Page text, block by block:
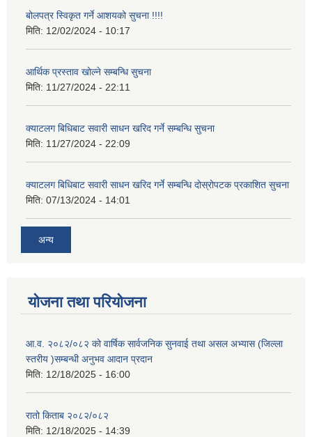
बोलपत्र स्विकृत गर्ने आशयको सुचना !!!!
मिति: 12/02/2024 - 10:17
आर्थिक प्रस्ताव खोल्ने सम्बन्धि सुचना
मिति: 11/27/2024 - 22:11
क्याटलग बिधिबाट सवारी साधन खरिद गर्ने सम्बन्धि सुचना
मिति: 11/27/2024 - 22:09
क्याटलग बिधिबाट सवारी साधन खरिद गर्ने सम्बन्धि दोस्रोपटक प्रकाशित सुचना
मिति: 07/13/2024 - 14:01
अन्य
योजना तथा परियोजना
आ.व. २०८२/०८२ को वार्षिक सार्वजनिक सुनवाई तथा असल अभ्यास (जिल्ला
स्तरीय )सम्बन्धी अनुभव आदान प्रदान
मिति: 12/18/2025 - 16:00
रातो किताब २०८२/०८२
मिति: 12/18/2025 - 14:39